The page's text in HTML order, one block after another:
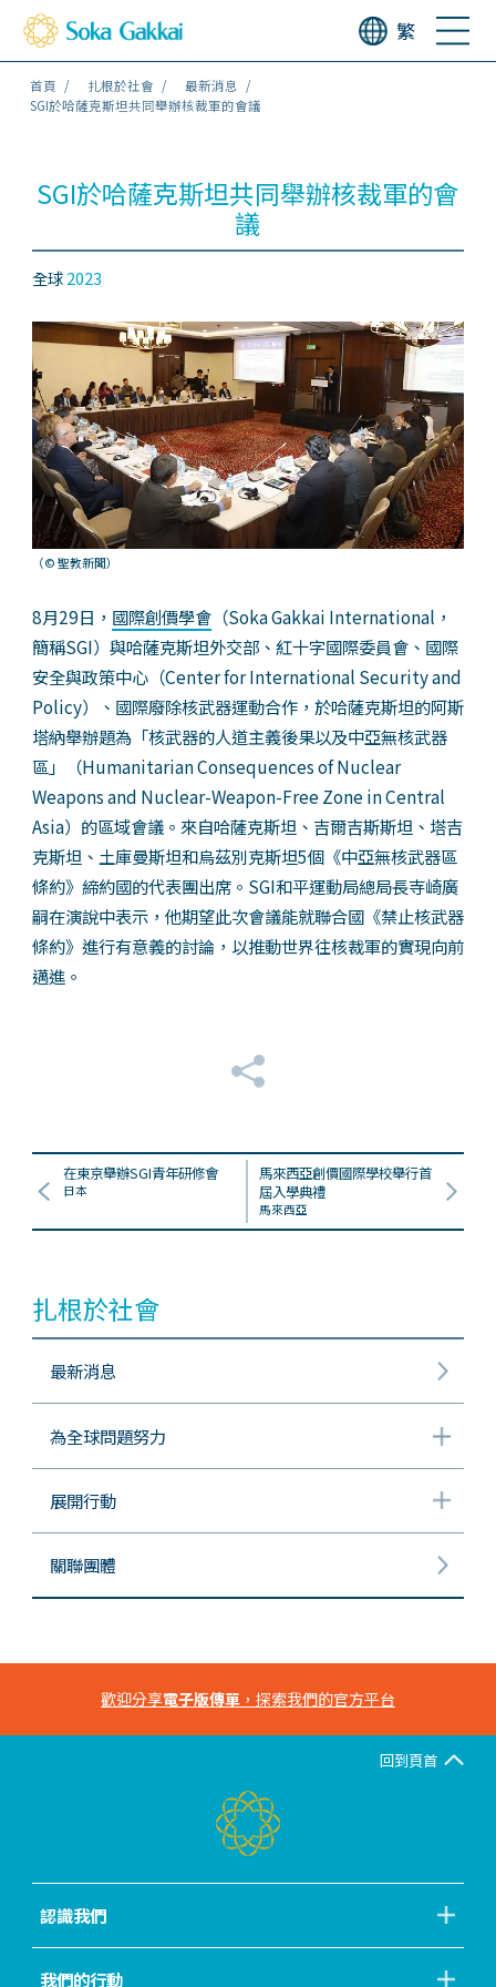
繁
首頁 扎根於社會
最新消息
SGI於哈薩克斯坦共同舉辦核裁軍的會議
SGI於哈薩克斯坦共同舉辦核裁軍的會
議
全球2023
（© 聖教新聞）
8月29日， 國際創價學會（Soka Gakkai International，
簡稱SGI）與哈薩克斯坦外交部、紅十字國際委員會、國際
安全與政策中心（Center for International Security and
Policy）、國際廢除核武器運動合作，於哈薩克斯坦的阿斯
塔納舉辦題為「核武器的人道主義後果以及中亞無核武器
區」（Humanitarian Consequences of Nuclear
Weapons and Nuclear-Weapon-Free Zone in Central
Asia）的區域會議。來自哈薩克斯坦、吉爾吉斯斯坦、塔吉
克斯坦、土庫曼斯坦和烏茲別克斯坦5個《中亞無核武器區
條約》締約國的代表團出席。SGI和平運動局總局長寺崎廣
嗣在演說中表示，他期望此次會議能就聯合國《禁止核武器
條約》進行有意義的討論，以推動世界往核裁軍的實現向前
邁進。
在東京舉辦SGI青年研修會
日本
馬來西亞創價國際學校舉行首
屆入學典禮
馬來西亞
扎根於社會
最新消息
為全球問題努力
展開行動
關聯團體
歡迎分享電子版傳單 ，探索我們的官方平台
回到頁首
認識我們
我們的行動